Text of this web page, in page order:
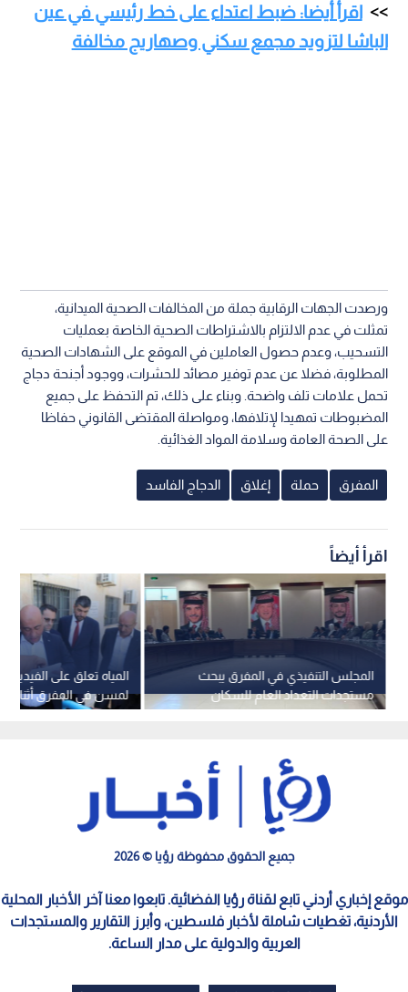
اقرأ أيضا: ضبط اعتداء على خط رئيسي في عين
الباشا لتزويد مجمع سكني وصهاريج مخالفة
ورصدت الجهات الرقابية جملة من المخالفات الصحية الميدانية،
تمثلت في عدم الالتزام بالاشتراطات الصحية الخاصة بعمليات
التسحيب، وعدم حصول العاملين في الموقع على الشهادات الصحية
المطلوبة، فضلا عن عدم توفير مصائد للحشرات، ووجود أجنحة دجاج
تحمل علامات تلف واضحة. وبناء على ذلك، تم التحفظ على جميع
المضبوطات تمهيدا لإتلافها، ومواصلة المقتضى القانوني حفاظا
على الصحة العامة وسلامة المواد الغذائية.
المفرق حملة إغلاق الدجاج الفاسد
اقرأ أيضاً
المياه تعلق على الفيديو
لمسن في المفرق أثناء
العام للوزارة - فيديو
المجلس التنفيذي في المفرق يبحث
مستجدات التعداد العام للسكان
والمساكن 2026
جميع الحقوق محفوظة رؤيا © 2026
موقع إخباري أردني تابع لقناة رؤيا الفضائية. تابعوا معنا آخر الأخبار المحلية
الأردنية، تغطيات شاملة لأخبار فلسطين، وأبرز التقارير والمستجدات
العربية والدولية على مدار الساعة.